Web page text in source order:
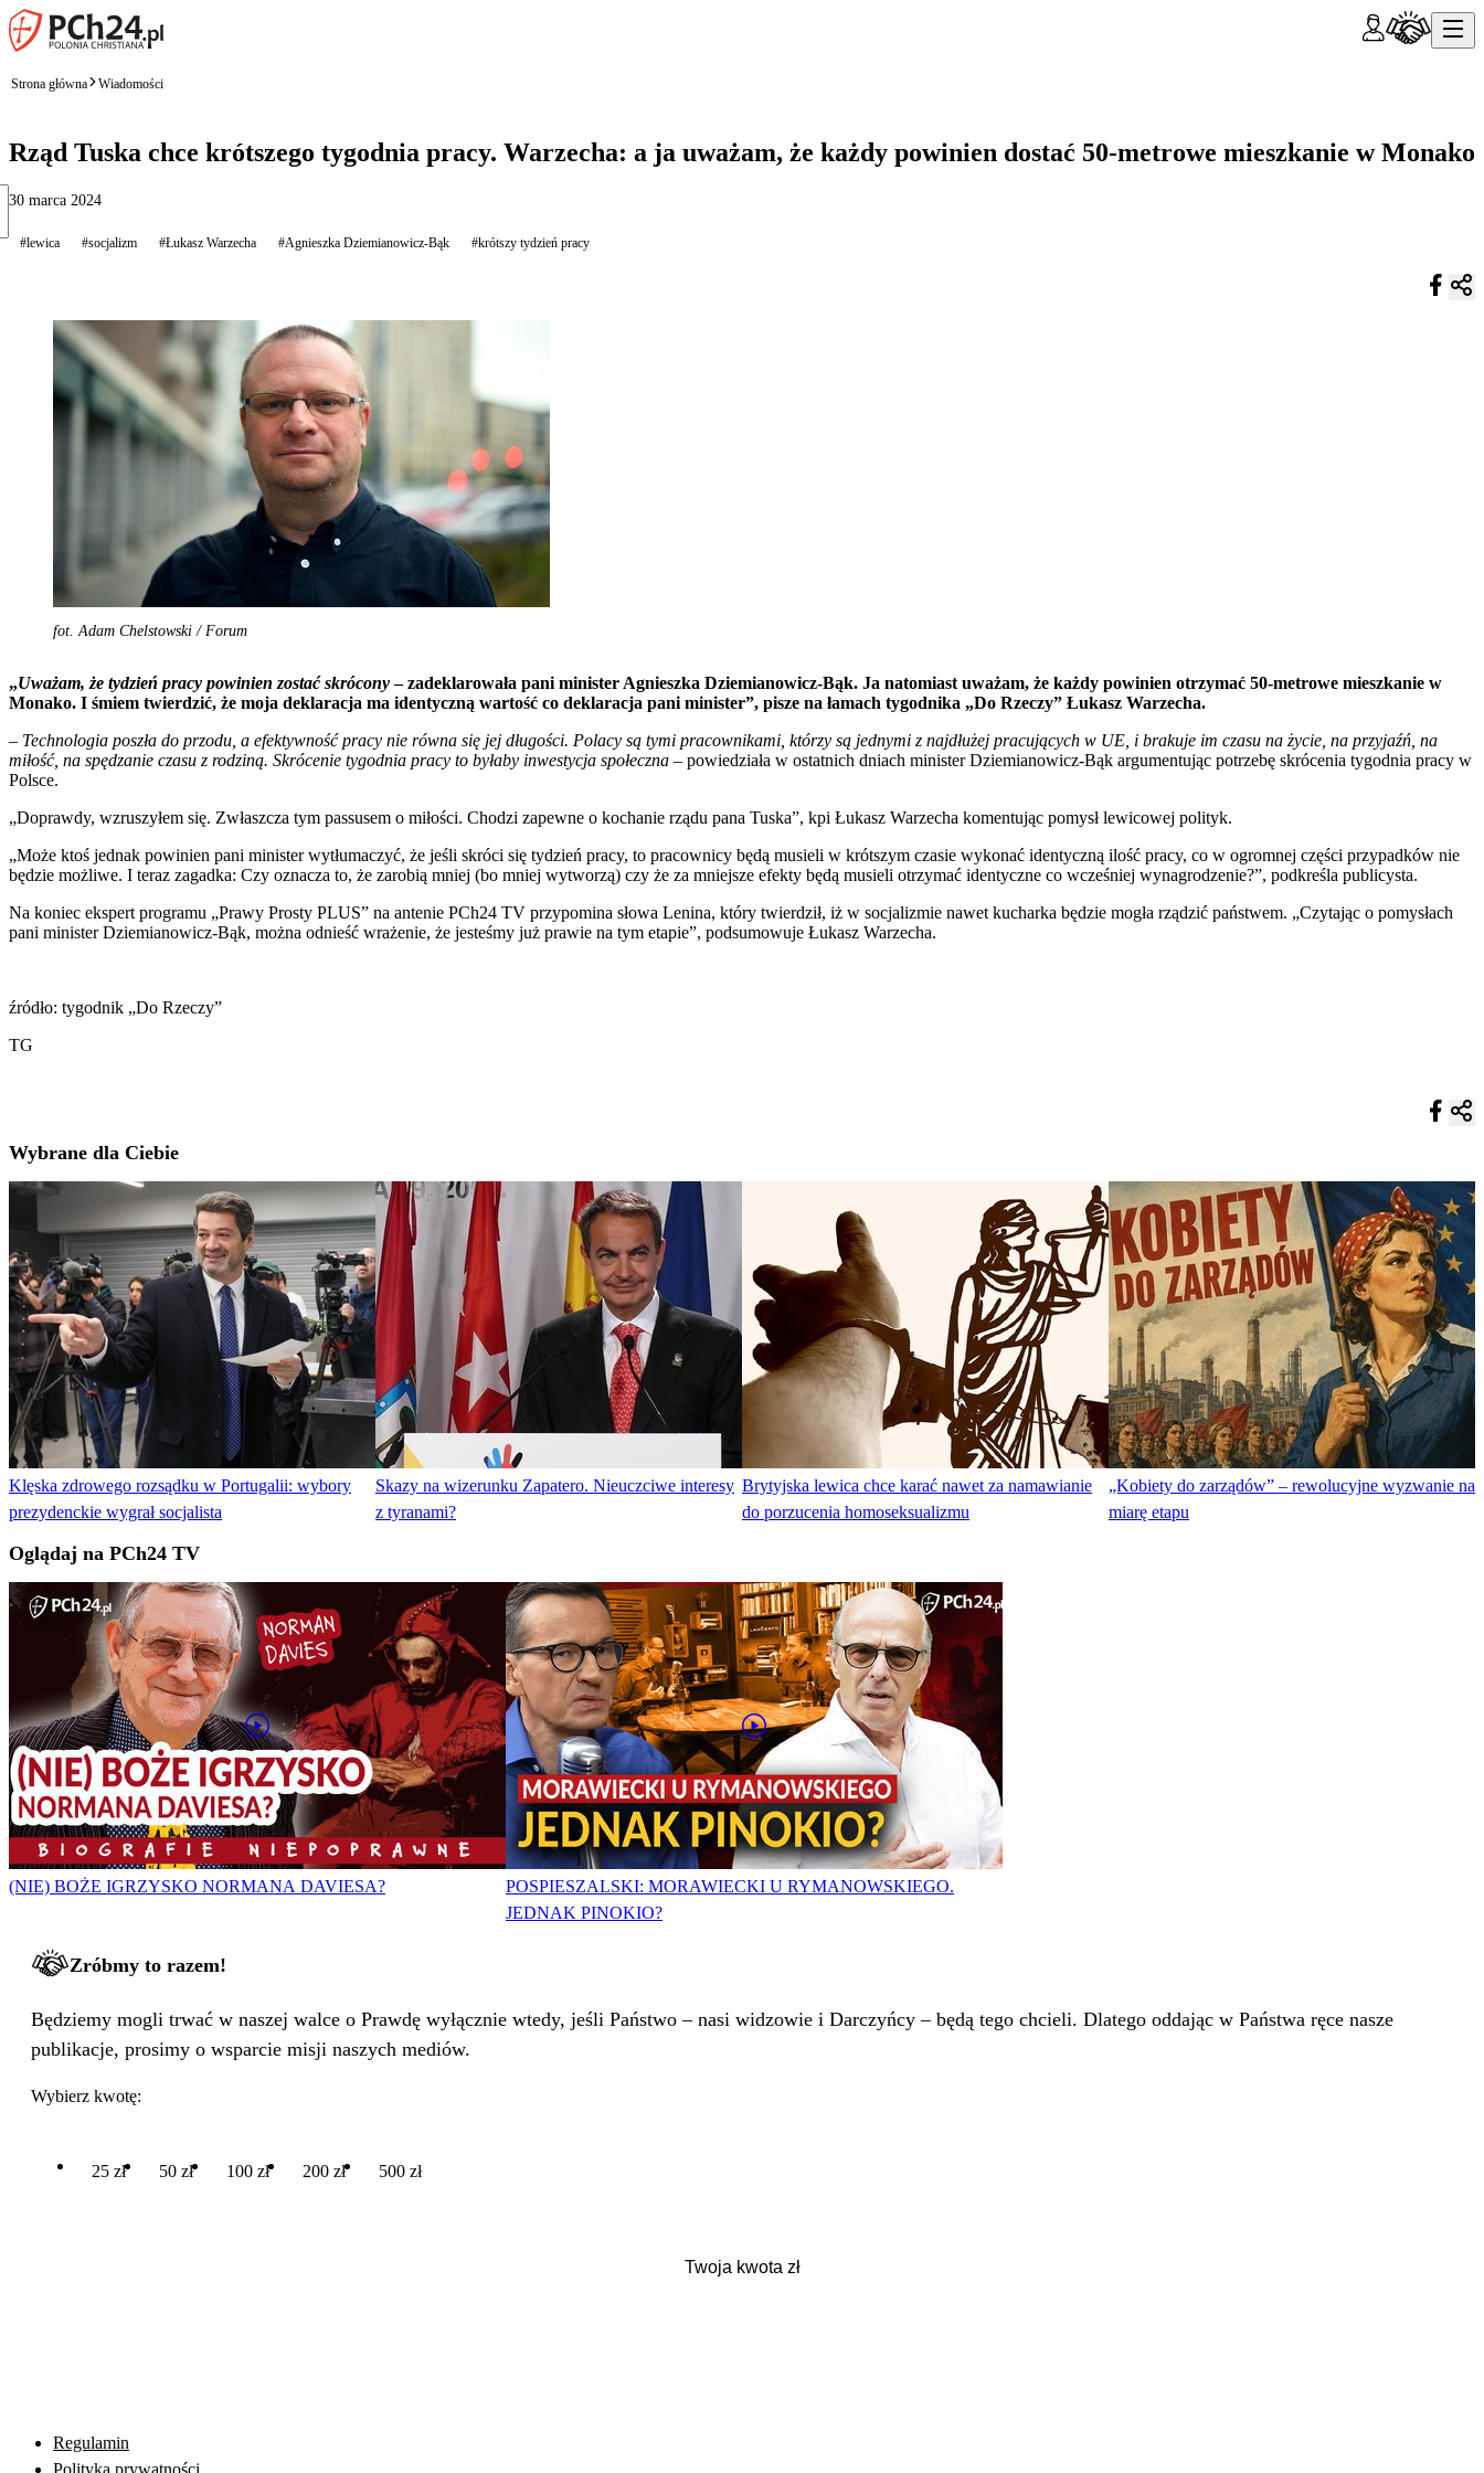
Strona główna Wiadomości
Rząd Tuska chce krótszego tygodnia pracy. Warzecha: a ja uważam, że każdy powinien dostać 50-metrowe mieszkanie w Monako
30 marca 2024
#lewica #socjalizm #Łukasz Warzecha #Agnieszka Dziemianowicz-Bąk #krótszy tydzień pracy
fot. Adam Chelstowski / Forum
„Uważam, że tydzień pracy powinien zostać skrócony– zadeklarowała pani minister Agnieszka Dziemianowicz-Bąk. Ja natomiast uważam, że każdy powinien otrzymać 50-metrowe mieszkanie w
Monako. I śmiem twierdzić, że moja deklaracja ma identyczną wartość co deklaracja pani minister”, pisze na łamach tygodnika „Do Rzeczy” Łukasz Warzecha.
– Technologia poszła do przodu, a efektywność pracy nie równa się jej długości. Polacy są tymi pracownikami, którzy są jednymi z najdłużej pracujących w UE, i brakuje im czasu na życie, na przyjaźń, na
miłość, na spędzanie czasu z rodziną. Skrócenie tygodnia pracy to byłaby inwestycja społeczna – powiedziała w ostatnich dniach minister Dziemianowicz-Bąk argumentując potrzebę skrócenia tygodnia pracy w
Polsce.
„Doprawdy, wzruszyłem się. Zwłaszcza tym passusem o miłości. Chodzi zapewne o kochanie rządu pana Tuska”, kpi Łukasz Warzecha komentując pomysł lewicowej polityk.
„Może ktoś jednak powinien pani minister wytłumaczyć, że jeśli skróci się tydzień pracy, to pracownicy będą musieli w krótszym czasie wykonać identyczną ilość pracy, co w ogromnej części przypadków nie
będzie możliwe. I teraz zagadka: Czy oznacza to, że zarobią mniej (bo mniej wytworzą) czy że za mniejsze efekty będą musieli otrzymać identyczne co wcześniej wynagrodzenie?”, podkreśla publicysta.
Na koniec ekspert programu „Prawy Prosty PLUS” na antenie PCh24 TV przypomina słowa Lenina, który twierdził, iż w socjalizmie nawet kucharka będzie mogła rządzić państwem. „Czytając o pomysłach
pani minister Dziemianowicz-Bąk, można odnieść wrażenie, że jesteśmy już prawie na tym etapie”, podsumowuje Łukasz Warzecha.
źródło: tygodnik „Do Rzeczy”
TG
Wybrane dla Ciebie
Klęska zdrowego rozsądku w Portugalii: wybory
prezydenckie wygrał socjalista
Skazy na wizerunku Zapatero. Nieuczciwe interesy
z tyranami?
Brytyjska lewica chce karać nawet za namawianie
do porzucenia homoseksualizmu
„Kobiety do zarządów” – rewolucyjne wyzwanie na
miarę etapu
Oglądaj na PCh24 TV
(NIE) BOŻE IGRZYSKO NORMANA DAVIESA?
POSPIESZALSKI: MORAWIECKI U RYMANOWSKIEGO.
JEDNAK PINOKIO?
Zróbmy to razem!
Będziemy mogli trwać w naszej walce o Prawdę wyłącznie wtedy, jeśli Państwo – nasi widzowie i Darczyńcy – będą tego chcieli. Dlatego oddając w Państwa ręce nasze
publikacje, prosimy o wsparcie misji naszych mediów.
Wybierz kwotę:
25 zł 50 zł 100 zł 200 zł 500 zł
Regulamin